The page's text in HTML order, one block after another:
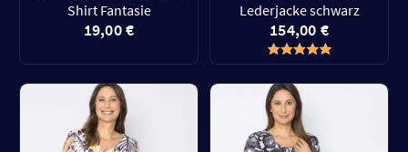
Shirt Fantasie
19,00 €
Lederjacke schwarz
154,00 €